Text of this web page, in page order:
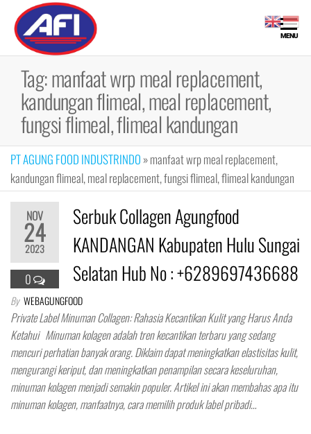
Bubuk
Minuman
Fiber,
Collagen
Drink, Meal
Replacement
MENU
Tag:manfaat wrp meal replacement,
kandungan flimeal, meal replacement,
fungsi flimeal, flimeal kandungan
PT AGUNG FOOD INDUSTRINDO »manfaat wrp meal replacement,
kandungan flimeal, meal replacement, fungsi flimeal, flimeal kandungan
NOV
24
2023
0
Serbuk Collagen Agungfood
KANDANGAN Kabupaten Hulu Sungai
Selatan Hub No : +6289697436688
By WEBAGUNGFOOD
Private Label Minuman Collagen: Rahasia Kecantikan Kulit yang Harus Anda
Ketahui Minuman kolagen adalah tren kecantikan terbaru yang sedang
mencuri perhatian banyak orang. Diklaim dapat meningkatkan elastisitas kulit,
mengurangi keriput, dan meningkatkan penampilan secara keseluruhan,
minuman kolagen menjadi semakin populer. Artikel ini akan membahas apa itu
minuman kolagen, manfaatnya, cara memilih produk label pribadi…